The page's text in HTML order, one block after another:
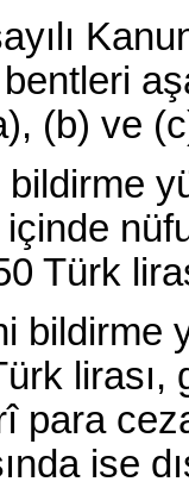
bentleri
(b) ve
bildirme
Türk
bildirme
lirası,
para
ise